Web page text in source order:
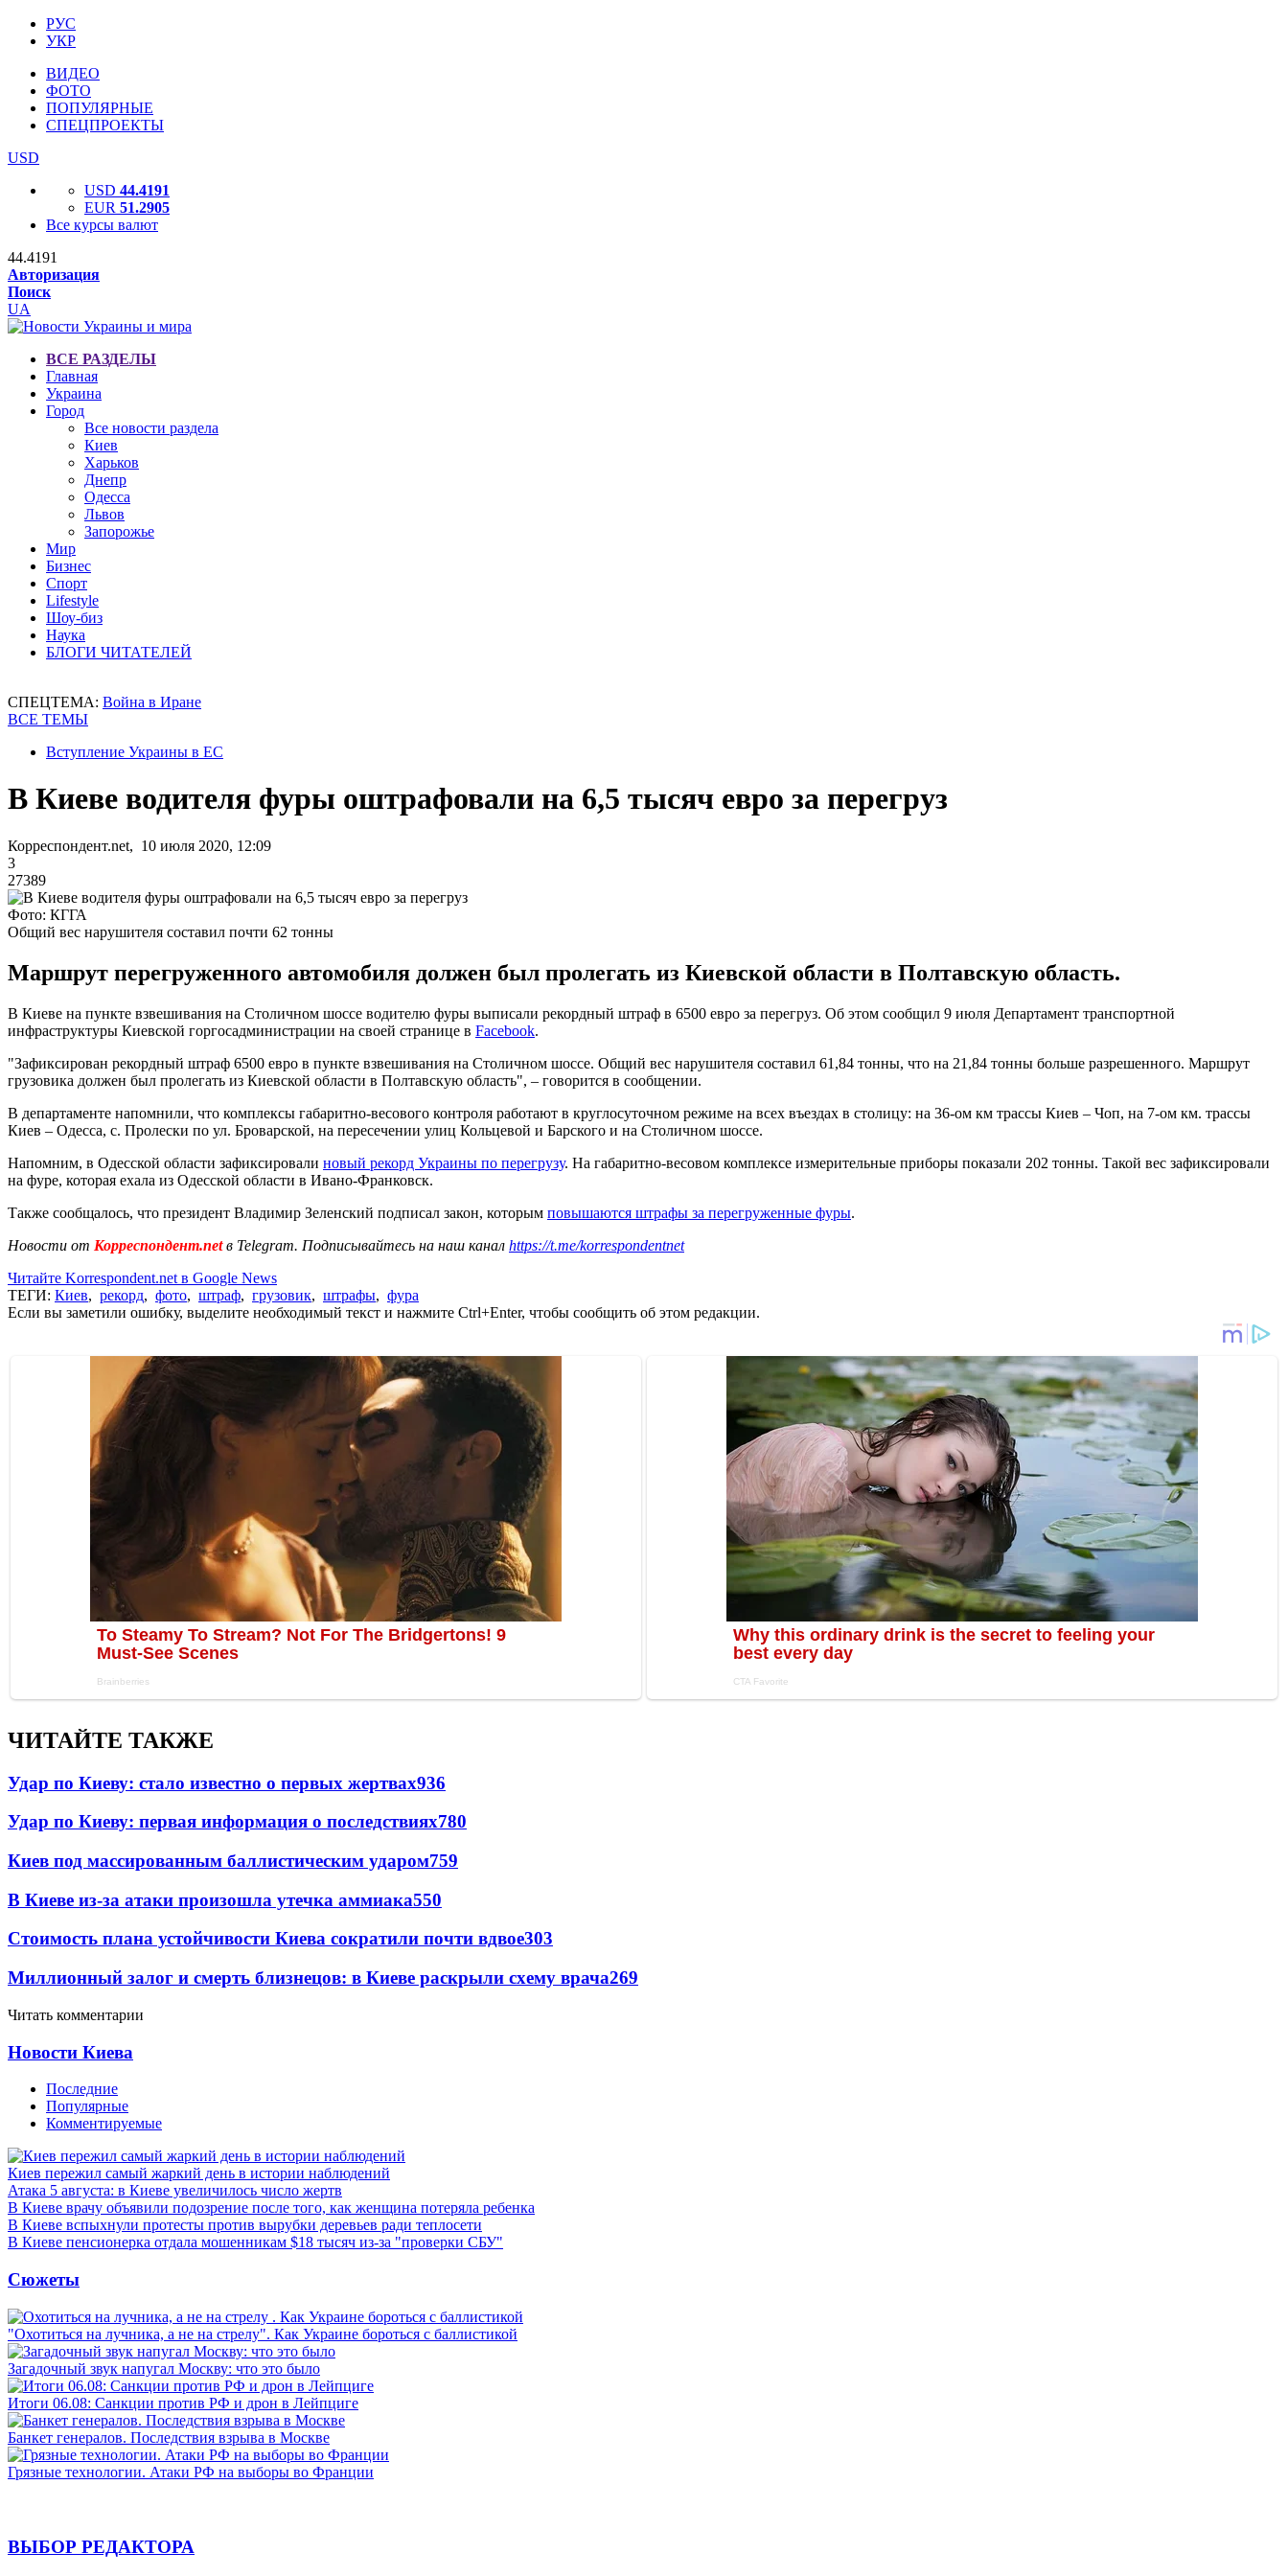
РУС
УКР
ВИДЕО
ФОТО
ПОПУЛЯРНЫЕ
СПЕЦПРОЕКТЫ
USD
USD 44.4191
EUR 51.2905
Все курсы валют
44.4191
Авторизация
Поиск
UA
ВСЕ РАЗДЕЛЫ
Главная
Украина
Город
Все новости раздела
Киев
Харьков
Днепр
Одесса
Львов
Запорожье
Мир
Бизнес
Спорт
Lifestyle
Шоу-биз
Наука
БЛОГИ ЧИТАТЕЛЕЙ
СПЕЦТЕМА: Война в Иране
ВСЕ ТЕМЫ
Вступление Украины в ЕС
В Киеве водителя фуры оштрафовали на 6,5 тысяч евро за перегруз
Корреспондент.net, 10 июля 2020, 12:09
3
27389
Фото: КГГА
Общий вес нарушителя составил почти 62 тонны
Маршрут перегруженного автомобиля должен был пролегать из Киевской области в Полтавскую область.
В Киеве на пункте взвешивания на Столичном шоссе водителю фуры выписали рекордный штраф в 6500 евро за перегруз. Об этом сообщил 9 июля Департамент транспортной
инфраструктуры Киевской горгосадминистрации на своей странице в Facebook.
"Зафиксирован рекордный штраф 6500 евро в пункте взвешивания на Столичном шоссе. Общий вес нарушителя составил 61,84 тонны, что на 21,84 тонны больше разрешенного. Маршрут
грузовика должен был пролегать из Киевской области в Полтавскую область", – говорится в сообщении.
В департаменте напомнили, что комплексы габаритно-весового контроля работают в круглосуточном режиме на всех въездах в столицу: на 36-ом км трассы Киев – Чоп, на 7-ом км. трассы
Киев – Одесса, с. Пролески по ул. Броварской, на пересечении улиц Кольцевой и Барского и на Столичном шоссе.
Напомним, в Одесской области зафиксировали новый рекорд Украины по перегрузу. На габаритно-весовом комплексе измерительные приборы показали 202 тонны. Такой вес зафиксировали
на фуре, которая ехала из Одесской области в Ивано-Франковск.
Также сообщалось, что президент Владимир Зеленский подписал закон, которым повышаются штрафы за перегруженные фуры.
Новости от Корреспондент.netв Telegram. Подписывайтесь на наш канал https://t.me/korrespondentnet
Читайте Korrespondent.net в Google News
ТЕГИ: Киев, рекорд, фото, штраф, грузовик, штрафы, фура
Если вы заметили ошибку, выделите необходимый текст и нажмите Ctrl+Enter, чтобы сообщить об этом редакции.
ЧИТАЙТЕ ТАКЖЕ
Удар по Киеву: стало известно о первых жертвах936
Удар по Киеву: первая информация о последствиях780
Киев под массированным баллистическим ударом759
В Киеве из-за атаки произошла утечка аммиака550
Стоимость плана устойчивости Киева сократили почти вдвое303
Миллионный залог и смерть близнецов: в Киеве раскрыли схему врача269
Читать комментарии
Новости Киева
Последние
Популярные
Комментируемые
Киев пережил самый жаркий день в истории наблюдений
Атака 5 августа: в Киеве увеличилось число жертв
В Киеве врачу объявили подозрение после того, как женщина потеряла ребенка
В Киеве вспыхнули протесты против вырубки деревьев ради теплосети
В Киеве пенсионерка отдала мошенникам $18 тысяч из-за "проверки СБУ"
Сюжеты
"Охотиться на лучника, а не на стрелу". Как Украине бороться с баллистикой
Загадочный звук напугал Москву: что это было
Итоги 06.08: Санкции против РФ и дрон в Лейпциге
Банкет генералов. Последствия взрыва в Москве
Грязные технологии. Атаки РФ на выборы во Франции
ВЫБОР РЕДАКТОРА